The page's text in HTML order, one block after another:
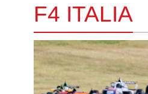
F4 ITALIA